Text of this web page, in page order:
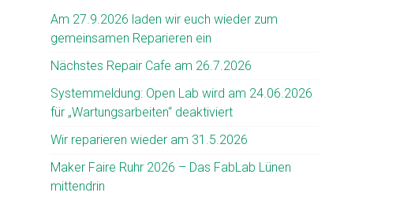
Am 27.9.2026 laden wir euch wieder zum
gemeinsamen Reparieren ein
Nächstes Repair Cafe am 26.7.2026
Systemmeldung: Open Lab wird am 24.06.2026
für „Wartungsarbeiten“ deaktiviert
Wir reparieren wieder am 31.5.2026
Maker Faire Ruhr 2026 – Das FabLab Lünen
mittendrin